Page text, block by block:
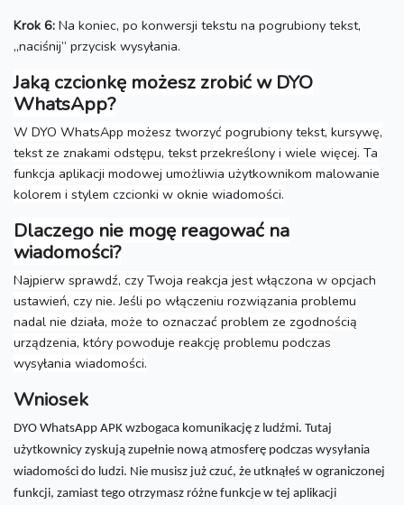
Krok 6: Na koniec, po konwersji tekstu na pogrubiony tekst,
„naciśnij” przycisk wysyłania.
Jaką czcionkę możesz zrobić w DYO
WhatsApp?
W DYO WhatsApp możesz tworzyć pogrubiony tekst, kursywę,
tekst ze znakami odstępu, tekst przekreślony i wiele więcej. Ta
funkcja aplikacji modowej umożliwia użytkownikom malowanie
kolorem i stylem czcionki w oknie wiadomości.
Dlaczego nie mogę reagować na
wiadomości?
Najpierw sprawdź, czy Twoja reakcja jest włączona w opcjach
ustawień, czy nie.Jeśli po włączeniu rozwiązania problemu
nadal nie działa, może to oznaczać problem ze zgodnością
urządzenia, który powoduje reakcję problemu podczas
wysyłania wiadomości.
Wniosek
DYO WhatsApp APK wzbogaca komunikację z ludźmi. Tutaj
użytkownicy zyskują zupełnie nową atmosferę podczas wysyłania
wiadomości do ludzi. Nie musisz już czuć, że utknąłeś w ograniczonej
funkcji, zamiast tego otrzymasz różne funkcje w tej aplikacji